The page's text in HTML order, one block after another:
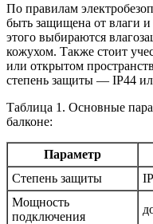
По правилам
быть защищена от влаги
этого выбираются
кожухом. Также стоит
или открытом
степень защиты — IP44
Таблица 1. Основные
балконе:
Параметр
Степень защиты
Мощность
подключения